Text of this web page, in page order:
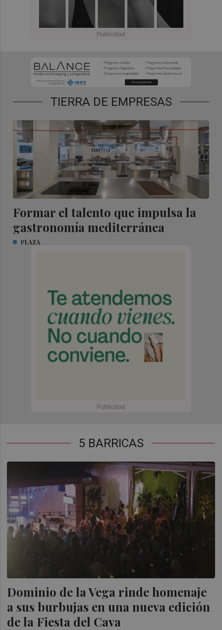
TIERRA DE EMPRESAS
Formar el talento que impulsa la
gastronomía mediterránea
PLAZA
5 BARRICAS
Dominio de la Vega rinde homenaje
a sus burbujas en una nueva edición
de la Fiesta del Cava